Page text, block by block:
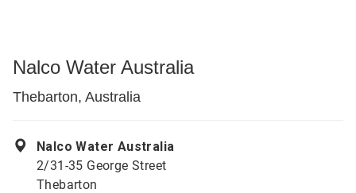
Nalco Water Australia
Thebarton, Australia
Nalco Water Australia
2/31-35 George Street
Thebarton